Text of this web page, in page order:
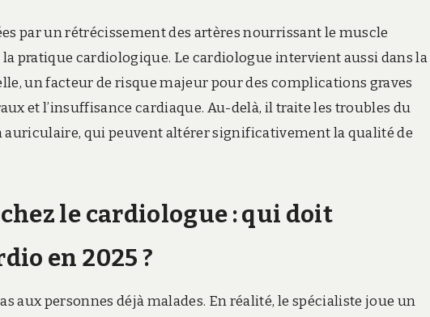
par un rétrécissement des artères nourrissant le muscle
pratique cardiologique. Le cardiologue intervient aussi dans la
un facteur de risque majeur pour des complications graves
et l’insuffisance cardiaque. Au-delà, il traite les troubles du
qui peuvent altérer significativement la qualité de
le cardiologue : qui doit
en 2025 ?
aux personnes déjà malades. En réalité, le spécialiste joue un